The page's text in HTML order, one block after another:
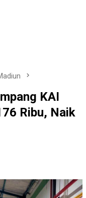
KAI
Ribu, Naik